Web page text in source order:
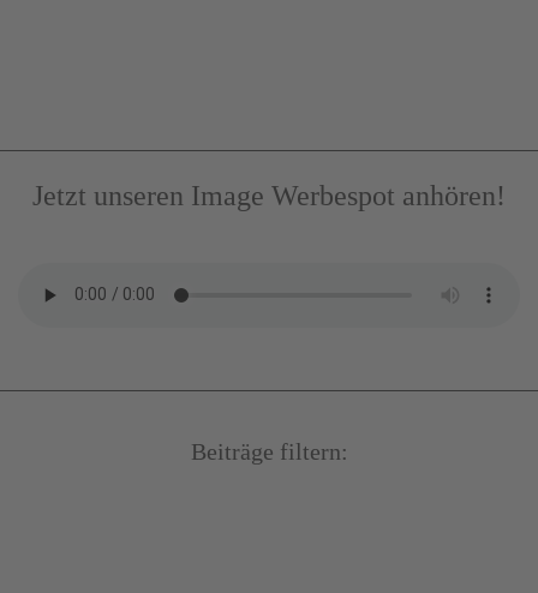
Jetzt unseren Image Werbespot anhören!
Beiträge filtern: